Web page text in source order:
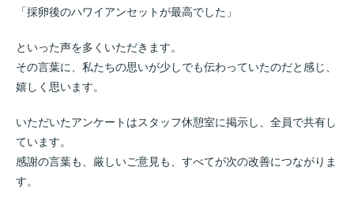
「採卵後のハワイアンセットが最高でした」
といった声を多くいただきます。
その言葉に、私たちの思いが少しでも伝わっていたのだと感じ、
嬉しく思います。
いただいたアンケートはスタッフ休憩室に掲示し、全員で共有し
ています。
感謝の言葉も、厳しいご意見も、すべてが次の改善につながりま
す。